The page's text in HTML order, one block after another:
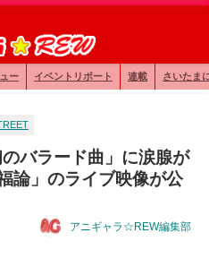
ー イベントリポート 連載 さいたま
バラード曲」に涙腺が
論」のライブ映像が公
アニギャラ☆REW編集部